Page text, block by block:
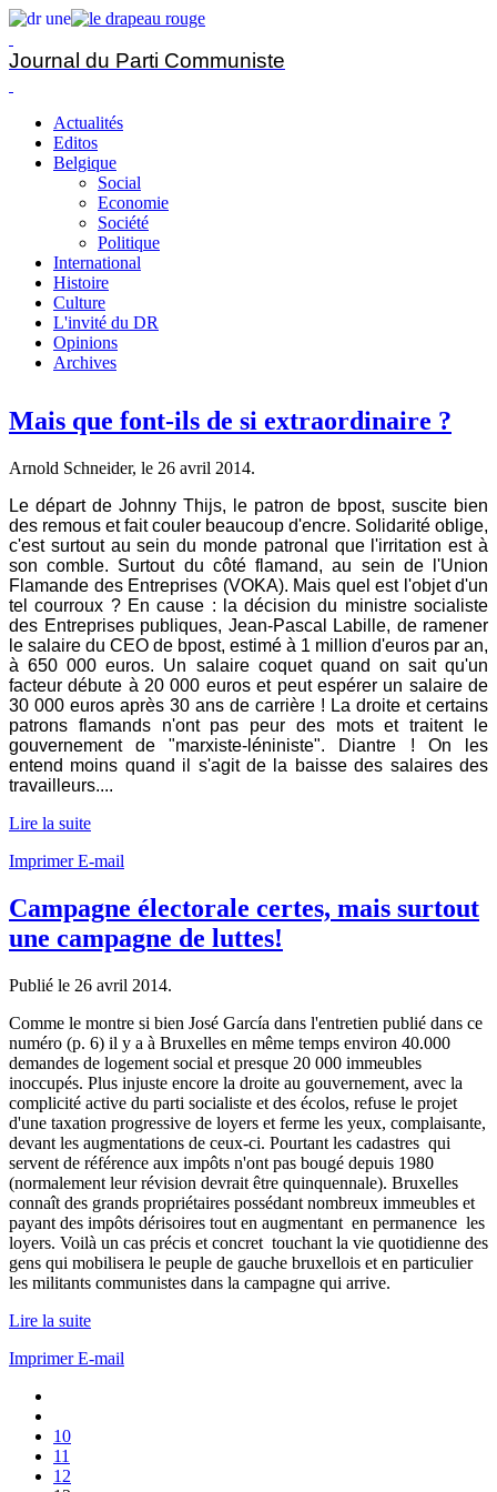
Journal du Parti Communiste
Actualités
Editos
Belgique
Social
Economie
Société
Politique
International
Histoire
Culture
L'invité du DR
Opinions
Archives
Mais que font-ils de si extraordinaire ?
Arnold Schneider, le 26 avril 2014.
Le départ de Johnny Thijs, le patron de bpost, suscite bien
des remous et fait couler beaucoup d'encre. Solidarité oblige,
c'est surtout au sein du monde patronal que l'irritation est à
son comble. Surtout du côté flamand, au sein de l'Union
Flamande des Entreprises (VOKA). Mais quel est l'objet d'un
tel courroux ? En cause : la décision du ministre socialiste
des Entreprises publiques, Jean-Pascal Labille, de ramener
le salaire du CEO de bpost, estimé à 1 million d'euros par an,
à 650 000 euros. Un salaire coquet quand on sait qu'un
facteur débute à 20 000 euros et peut espérer un salaire de
30 000 euros après 30 ans de carrière ! La droite et certains
patrons flamands n'ont pas peur des mots et traitent le
gouvernement de "marxiste-léniniste". Diantre ! On les
entend moins quand il s'agit de la baisse des salaires des
travailleurs....
Lire la suite
ImprimerE-mail
Campagne électorale certes, mais surtout
une campagne de luttes!
Publié le 26 avril 2014.
Comme le montre si bien José García dans l'entretien publié dans ce
numéro (p. 6) il y a à Bruxelles en même temps environ 40.000
demandes de logement social et presque 20 000 immeubles
inoccupés. Plus injuste encore la droite au gouvernement, avec la
complicité active du parti socialiste et des écolos, refuse le projet
d'une taxation progressive de loyers et ferme les yeux, complaisante,
devant les augmentations de ceux-ci. Pourtant les cadastres qui
servent de référence aux impôts n'ont pas bougé depuis 1980
(normalement leur révision devrait être quinquennale). Bruxelles
connaît des grands propriétaires possédant nombreux immeubles et
payant des impôts dérisoires tout en augmentant en permanence les
loyers. Voilà un cas précis et concret touchant la vie quotidienne des
gens qui mobilisera le peuple de gauche bruxellois et en particulier
les militants communistes dans la campagne qui arrive.
Lire la suite
ImprimerE-mail
10
11
12